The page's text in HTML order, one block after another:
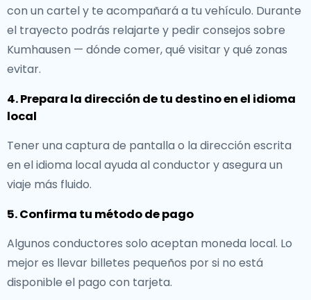
con un cartel y te acompañará a tu vehículo. Durante
el trayecto podrás relajarte y pedir consejos sobre
Kumhausen — dónde comer, qué visitar y qué zonas
evitar.
4. Prepara la dirección de tu destino en el idioma
local
Tener una captura de pantalla o la dirección escrita
en el idioma local ayuda al conductor y asegura un
viaje más fluido.
5. Confirma tu método de pago
Algunos conductores solo aceptan moneda local. Lo
mejor es llevar billetes pequeños por si no está
disponible el pago con tarjeta.